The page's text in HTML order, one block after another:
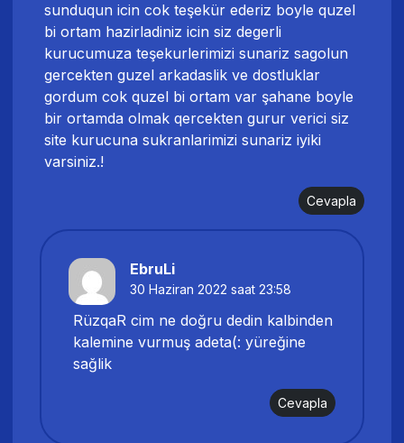
sunduqun icin cok teşekür ederiz boyle quzel
bi ortam hazirladiniz icin siz degerli
kurucumuza teşekurlerimizi sunariz sagolun
gercekten guzel arkadaslik ve dostluklar
gordum cok quzel bi ortam var şahane boyle
bir ortamda olmak qercekten gurur verici siz
site kurucuna sukranlarimizi sunariz iyiki
varsiniz.!
Cevapla
EbruLi
30 Haziran 2022 saat 23:58
RüzqaR cim ne doğru dedin kalbinden
kalemine vurmuş adeta(: yüreğine
sağlik
Cevapla